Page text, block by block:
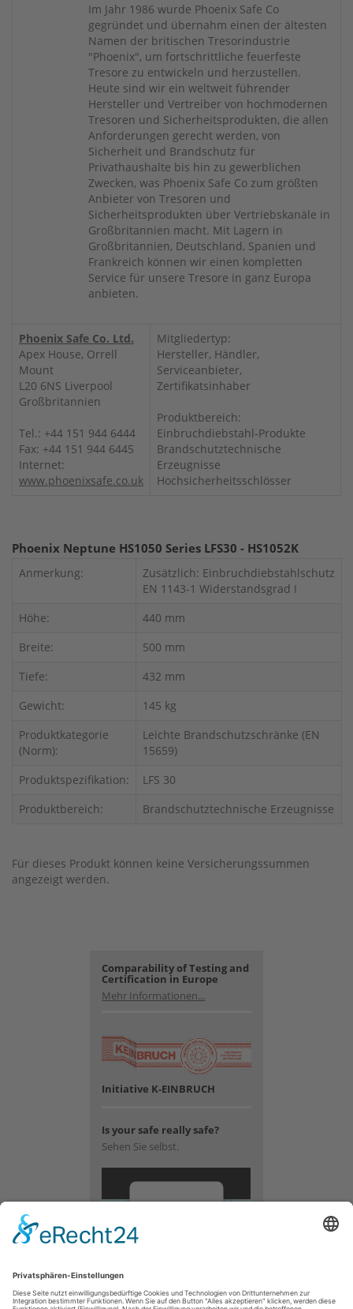
Im Jahr 1986 wurde Phoenix Safe Co
gegründet und übernahm einen der ältesten
Namen der britischen Tresorindustrie
"Phoenix", um fortschrittliche feuerfeste
Tresore zu entwickeln und herzustellen.
Heute sind wir ein weltweit führender
Hersteller und Vertreiber von hochmodernen
Tresoren und Sicherheitsprodukten, die allen
Anforderungen gerecht werden, von
Sicherheit und Brandschutz für
Privathaushalte bis hin zu gewerblichen
Zwecken, was Phoenix Safe Co zum größten
Anbieter von Tresoren und
Sicherheitsprodukten über Vertriebskanäle in
Großbritannien macht. Mit Lagern in
Großbritannien, Deutschland, Spanien und
Frankreich können wir einen kompletten
Service für unsere Tresore in ganz Europa
anbieten.
Phoenix Safe Co. Ltd.
Apex House, Orrell
Mount
L20 6NS Liverpool
Großbritannien
Tel.: +44 151 944 6444
Fax: +44 151 944 6445
Internet:
www.phoenixsafe.co.uk
Mitgliedertyp:
Hersteller, Händler,
Serviceanbieter,
Zertifikatsinhaber
Produktbereich:
Einbruchdiebstahl-Produkte
Brandschutztechnische
Erzeugnisse
Hochsicherheitsschlösser
Phoenix Neptune HS1050 Series LFS30 - HS1052K
Anmerkung:
Zusätzlich: Einbruchdiebstahlschutz
EN 1143-1 Widerstandsgrad I
Höhe:
440 mm
Breite:
500 mm
Tiefe:
432 mm
Gewicht:
145 kg
Produktkategorie
(Norm):
Leichte Brandschutzschränke (EN
15659)
Produktspezifikation:
LFS 30
Produktbereich:
Brandschutztechnische Erzeugnisse
Für dieses Produkt können keine Versicherungssummen
angezeigt werden.
Comparability of Testing and
Certification in Europe
Mehr Informationen...
Initiative K-EINBRUCH
Is your safe really safe?
Sehen Sie selbst.
YouTube